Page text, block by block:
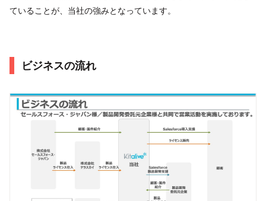
ていることが、当社の強みとなっています。
ビジネスの流れ